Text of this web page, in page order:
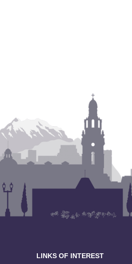
LINKS OF INTEREST